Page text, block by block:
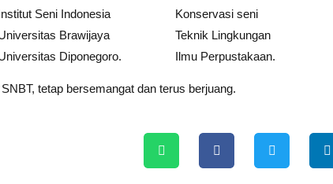
Seni Indonesia
Konservasi seni
Brawijaya
Teknik Lingkungan
Diponegoro. Ilmu Perpustakaan.
tetap bersemangat dan terus berjuang.